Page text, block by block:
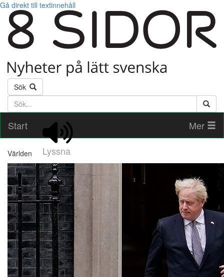
Gå direkt till textinnehåll
Sök
Söktext
Start
Lyssna
Mer
Världen